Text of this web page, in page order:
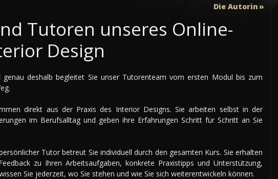
Die Autorin
Tutoren unseres Online-
Design
deshalb begleitet Sie unser Tutorenteam vom ersten Modul bis zum
direkt aus der Praxis des Interior Designs. Sie arbeiten selbst in der
im Berufsalltag und geben ihre Erfahrungen Schritt für Schritt an Sie
Tutor betreut Sie individuell durch den gesamten Kurs. Sie erhalten
zu Ihren Arbeitsaufgaben, konkrete Praxistipps und Unterstützung,
Sie jederzeit, wo Sie stehen und wie Sie sich weiterentwickeln können.